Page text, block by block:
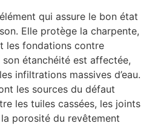
qui assure le bon état
Elle protège la charpente,
les fondations contre
son étanchéité est affectée,
infiltrations massives d’eau.
les sources du défaut
les tuiles cassées, les joints
porosité du revêtement